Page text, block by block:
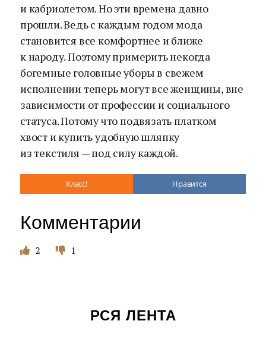
и кабриолетом. Но эти времена давно
прошли. Ведь с каждым годом мода
становится все комфортнее и ближе
к народу. Поэтому примерить некогда
богемные головные уборы в свежем
исполнении теперь могут все женщины, вне
зависимости от профессии и социального
статуса. Потому что подвязать платком
хвост и купить удобную шляпку
из текстиля — под силу каждой.
Класс! Нравится
Комментарии
2 1
РСЯ ЛЕНТА